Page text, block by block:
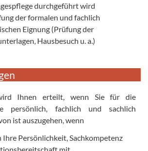
durchgeführt wird
der formalen und fachlich
Eignung (Prüfung der
Hausbesuch u. a.)
Ihnen erteilt, wenn Sie für die
persönlich, fachlich und sachlich
ist auszugehen, wenn
Ihre Persönlichkeit, Sachkompetenz
mit